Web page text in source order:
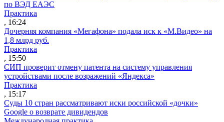
по ВЭД ЕАЭС
Практика
, 16:24
Дочерняя компания «Мегафона» подала иск к «М.Видео» на
1,8 млрд руб.
Практика
, 15:50
СИП проверит отмену патента на систему управления
устройствами после возражений «Яндекса»
Практика
, 15:17
Суды 10 стран рассматривают иски российской «дочки»
Google о возврате дивидендов